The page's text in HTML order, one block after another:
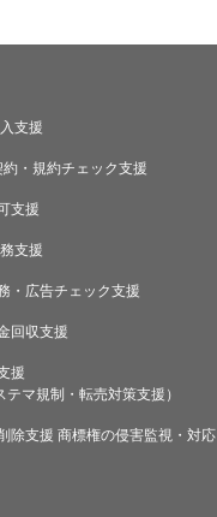
支援
・規約チェック支援
支援
支援
・広告チェック支援
回収支援
援
マ規制・転売対策支援）
除支援 商標権の侵害監視・対応